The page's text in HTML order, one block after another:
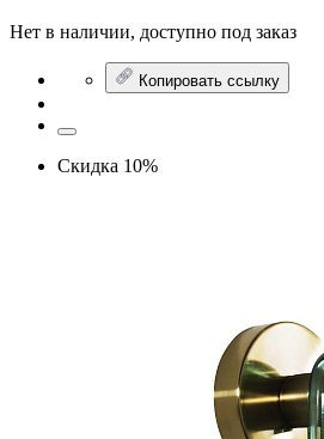
Нет в наличии, доступно под заказ
Копировать ссылку
Скидка 10%